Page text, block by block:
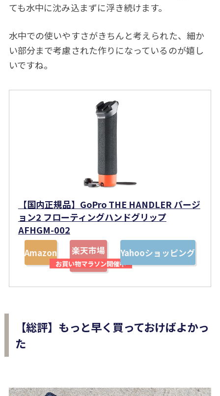
ても水中に沈み込まずに浮き続けます。
水中での使いやすさがきちんと考えられた、細か
い部分まで考慮された作りになっているのが嬉し
いですね。
【国内正規品】GoPro THE HANDLER バージ
ョン2 フローティングハンドグリップ
AFHGM-002
Amazon 楽天市場 Yahooショッピング
【総評】もっと早く買っておけばよかっ
た